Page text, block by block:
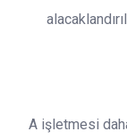
A işletmesi